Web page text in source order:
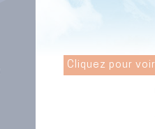
Cliquez pour